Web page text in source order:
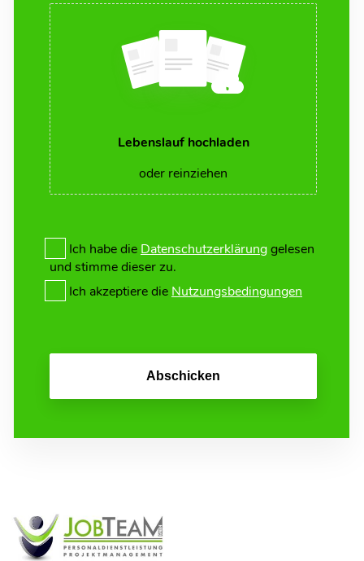
Lebenslauf hochladen
oder reinziehen
Ich habe dieDatenschutzerklärunggelesen
und stimme dieser zu.
Ich akzeptiere dieNutzungsbedingungen
Abschicken